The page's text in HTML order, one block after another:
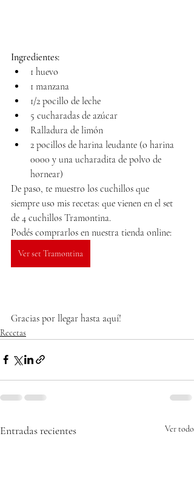
Ingredientes:
1 huevo
1 manzana
1/2 pocillo de leche
5 cucharadas de azúcar
Ralladura de limón
2 pocillos de harina leudante (o harina
0000 y una ucharadita de polvo de
hornear)
De paso, te muestro los cuchillos que
siempre uso mis recetas: que vienen en el set
de 4 cuchillos Tramontina.
Podés comprarlos en nuestra tienda online:
Ver set Tramontina
Gracias por llegar hasta aquí!
Recetas
Entradas recientes Ver todo